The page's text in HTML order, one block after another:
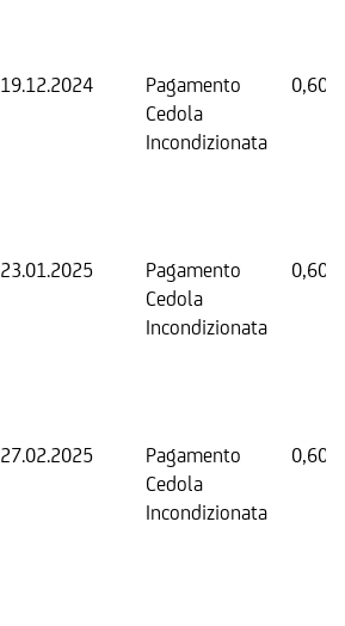
19.12.2024
Pagamento
Cedola
Incondizionata
0,60
23.01.2025
Pagamento
Cedola
Incondizionata
0,60
27.02.2025
Pagamento
Cedola
Incondizionata
0,60